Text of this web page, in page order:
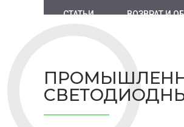
СТАТЬИ ВОЗВРАТ И